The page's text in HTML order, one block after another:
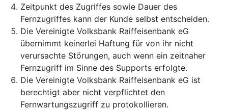
Zeitpunkt des Zugriffes sowie Dauer des
Fernzugriffes kann der Kunde selbst entscheiden.
Die Vereinigte Volksbank Raiffeisenbank eG
übernimmt keinerlei Haftung für von ihr nicht
verursachte Störungen, auch wenn ein zeitnaher
Fernzugriff im Sinne des Supports erfolgte.
Die Vereinigte Volksbank Raiffeisenbank eG ist
berechtigt aber nicht verpflichtet den
Fernwartungszugriff zu protokollieren.